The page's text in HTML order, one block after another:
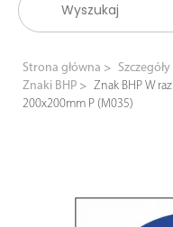
Strona główna
Znaki BHP
Znak BHP W
200x200mm P (M035)